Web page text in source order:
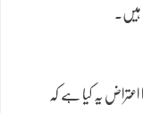
یہ کیا ہے کہ